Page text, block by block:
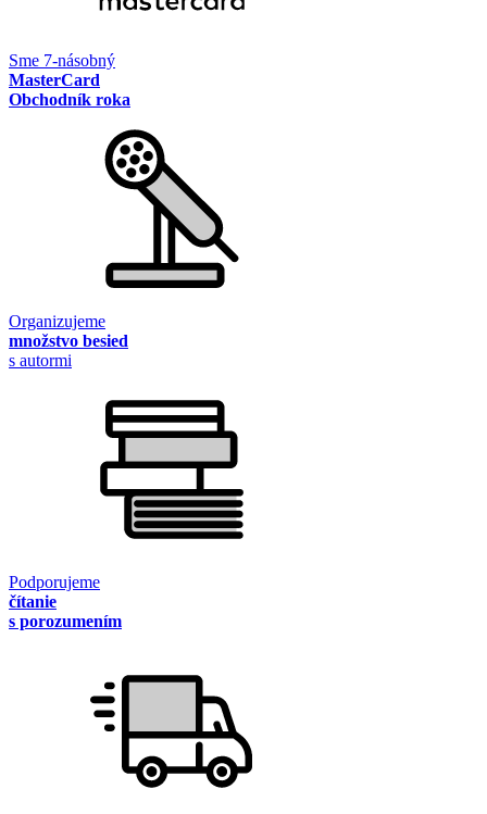
Sme 7-násobný
MasterCard
Obchodník roka
Organizujeme
množstvo besied
s autormi
Podporujeme
čítanie
s porozumením